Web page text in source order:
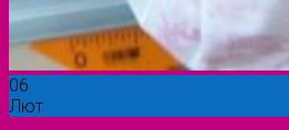
06
Лют